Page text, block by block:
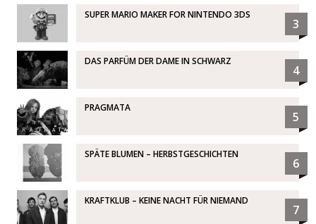
SUPER MARIO MAKER FOR NINTENDO 3DS
3
DAS PARFÜM DER DAME IN SCHWARZ
4
PRAGMATA
5
SPÄTE BLUMEN – HERBSTGESCHICHTEN
6
KRAFTKLUB – KEINE NACHT FÜR NIEMAND
7